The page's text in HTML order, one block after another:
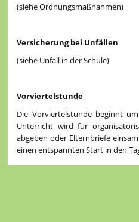
(siehe Ordnungsmaßnahmen)
Versicherungbei Unfällen
(siehe Unfall in der Schule)
Vorviertelstunde
Die Vorviertelstunde beginnt
Unterricht wird für
abgeben oder Elternbriefe
einen entspannten Start in den